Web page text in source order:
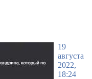
19
августа
2022,
18:24